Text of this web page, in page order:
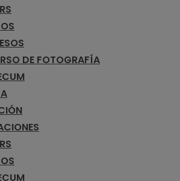
DE FOTOGRAFÍA